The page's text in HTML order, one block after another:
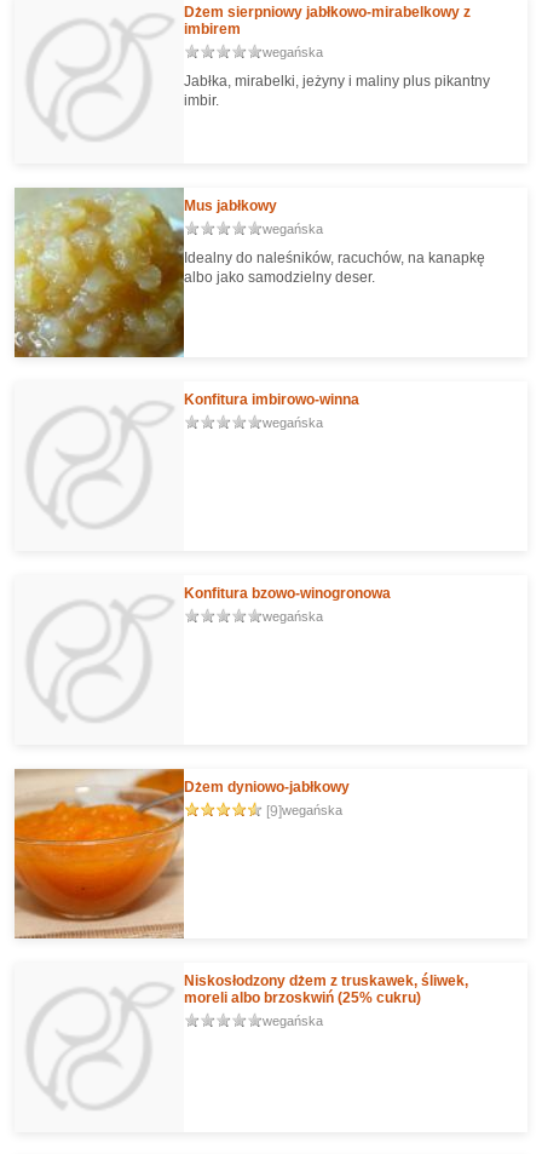
Dżem sierpniowy jabłkowo-mirabelkowy z
imbirem
wegańska
Jabłka, mirabelki, jeżyny i maliny plus pikantny
imbir.
Mus jabłkowy
wegańska
Idealny do naleśników, racuchów, na kanapkę
albo jako samodzielny deser.
Konfitura imbirowo-winna
wegańska
Konfitura bzowo-winogronowa
wegańska
Dżem dyniowo-jabłkowy
[9]wegańska
Niskosłodzony dżem z truskawek, śliwek,
moreli albo brzoskwiń (25% cukru)
wegańska